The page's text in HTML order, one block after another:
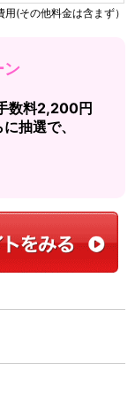
(その他料金は含まず）
ン
数料2,200円
抽選で、